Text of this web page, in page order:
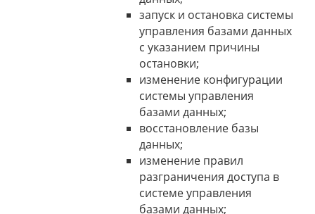
запуск и остановка системы
управления базами данных
с указанием причины
остановки;
изменение конфигурации
системы управления
базами данных;
восстановление базы
данных;
изменение правил
разграничения доступа в
системе управления
базами данных;